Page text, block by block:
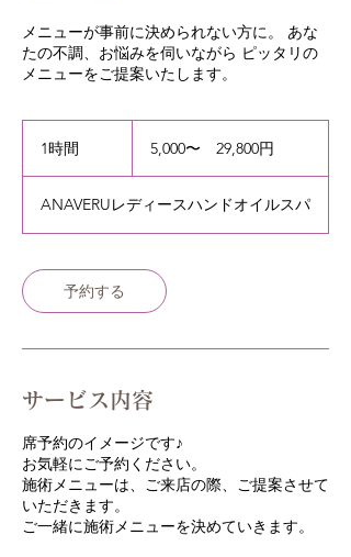
メニューが事前に決められない方に。 あな
たの不調、お悩みを伺いながら ピッタリの
メニューをご提案いたします。
1時間
29,800
5,000〜 29,800円
ANAVERUレディースハンドオイルスパ
予約する
サービス内容
席予約のイメージです♪
お気軽にご予約ください。
施術メニューは、ご来店の際、ご提案させて
いただきます。
ご一緒に施術メニューを決めていきます。